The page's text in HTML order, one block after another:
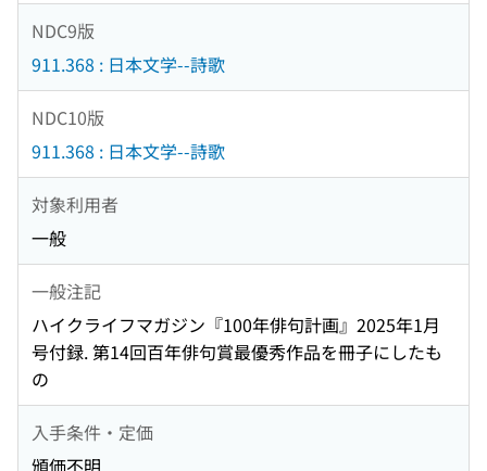
NDC9版
911.368 : 日本文学--詩歌
NDC10版
911.368 : 日本文学--詩歌
対象利用者
一般
一般注記
ハイクライフマガジン『100年俳句計画』2025年1月
号付録. 第14回百年俳句賞最優秀作品を冊子にしたも
の
入手条件・定価
頒価不明